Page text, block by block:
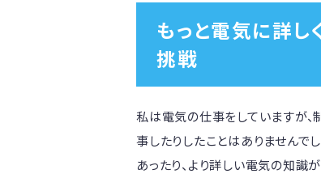
もっと電気に詳し
挑戦
私は電気の仕事をしていますが
事したりしたことはありませんで
あったり、より詳しい電気の知識